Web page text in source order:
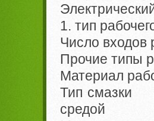
1. тип
Число входов
Прочие типы
Материал
Тип смазки
средой